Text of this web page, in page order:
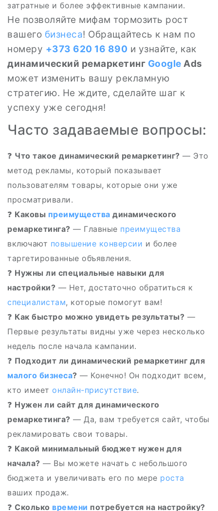
затратные и более эффективные кампании.
Не позволяйте мифам тормозить рост
вашего бизнеса! Обращайтесь к нам по
номеру +373 620 16 890 и узнайте, как
динамический ремаркетинг Google Ads
может изменить вашу рекламную
стратегию. Не ждите, сделайте шаг к
успеху уже сегодня!
Часто задаваемые вопросы:
❓ Что такое динамический ремаркетинг? — Это
метод рекламы, который показывает
пользователям товары, которые они уже
просматривали.
❓ Каковы преимущества динамического
ремаркетинга? — Главные преимущества
включают повышение конверсии и более
таргетированные объявления.
❓ Нужны ли специальные навыки для
настройки? — Нет, достаточно обратиться к
специалистам, которые помогут вам!
❓ Как быстро можно увидеть результаты? —
Первые результаты видны уже через несколько
недель после начала кампании.
❓ Подходит ли динамический ремаркетинг для
малого бизнеса? — Конечно! Он подходит всем,
кто имеет онлайн-присутствие.
❓ Нужен ли сайт для динамического
ремаркетинга? — Да, вам требуется сайт, чтобы
рекламировать свои товары.
❓ Какой минимальный бюджет нужен для
начала? — Вы можете начать с небольшого
бюджета и увеличивать его по мере роста
ваших продаж.
❓ Сколько времени потребуется на настройку?